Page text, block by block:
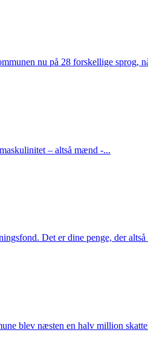
nu på 28 forskellige sprog,
– altså mænd -...
Det er dine penge, der
blev næsten en halv million